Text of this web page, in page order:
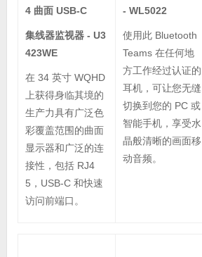
4 曲面 USB-C
集线器监视器 - U3
423WE
在 34 英寸 WQHD
上获得身临其境的
生产力具有广泛色
彩覆盖范围的曲面
显示器和广泛的连
接性，包括 RJ4
5，USB-C 和快速
访问前端口。
- WL5022
使用此 Bluetooth
Teams 在任何地
方工作经过认证的
耳机，可让您无缝
切换到您的 PC 或
智能手机，享受水
晶般清晰的画面移
动音频。